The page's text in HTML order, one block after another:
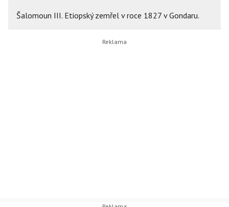
Šalomoun III. Etiopský zemřel v roce 1827 v Gondaru.